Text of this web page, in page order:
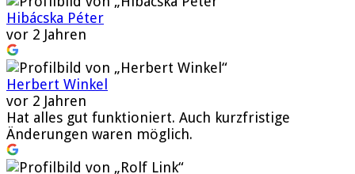
Hibácska Péter
vor 2 Jahren
Herbert Winkel
vor 2 Jahren
Hat alles gut funktioniert. Auch kurzfristige
Änderungen waren möglich.